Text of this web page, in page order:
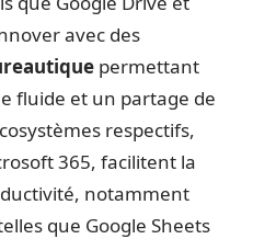
avec des
permettant
fluide et un partage de
respectifs,
365, facilitent la
notamment
que Google Sheets